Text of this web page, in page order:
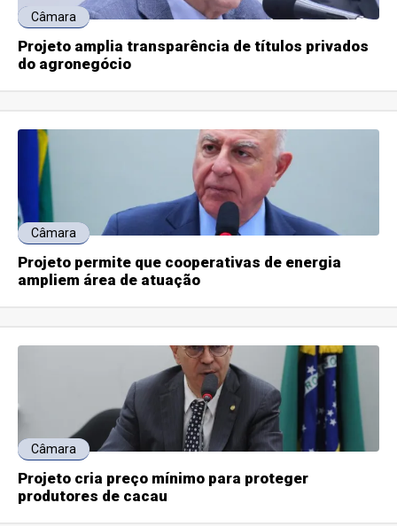
Câmara
Projeto amplia transparência de títulos privados
do agronegócio
Câmara
Projeto permite que cooperativas de energia
ampliem área de atuação
Câmara
Projeto cria preço mínimo para proteger
produtores de cacau